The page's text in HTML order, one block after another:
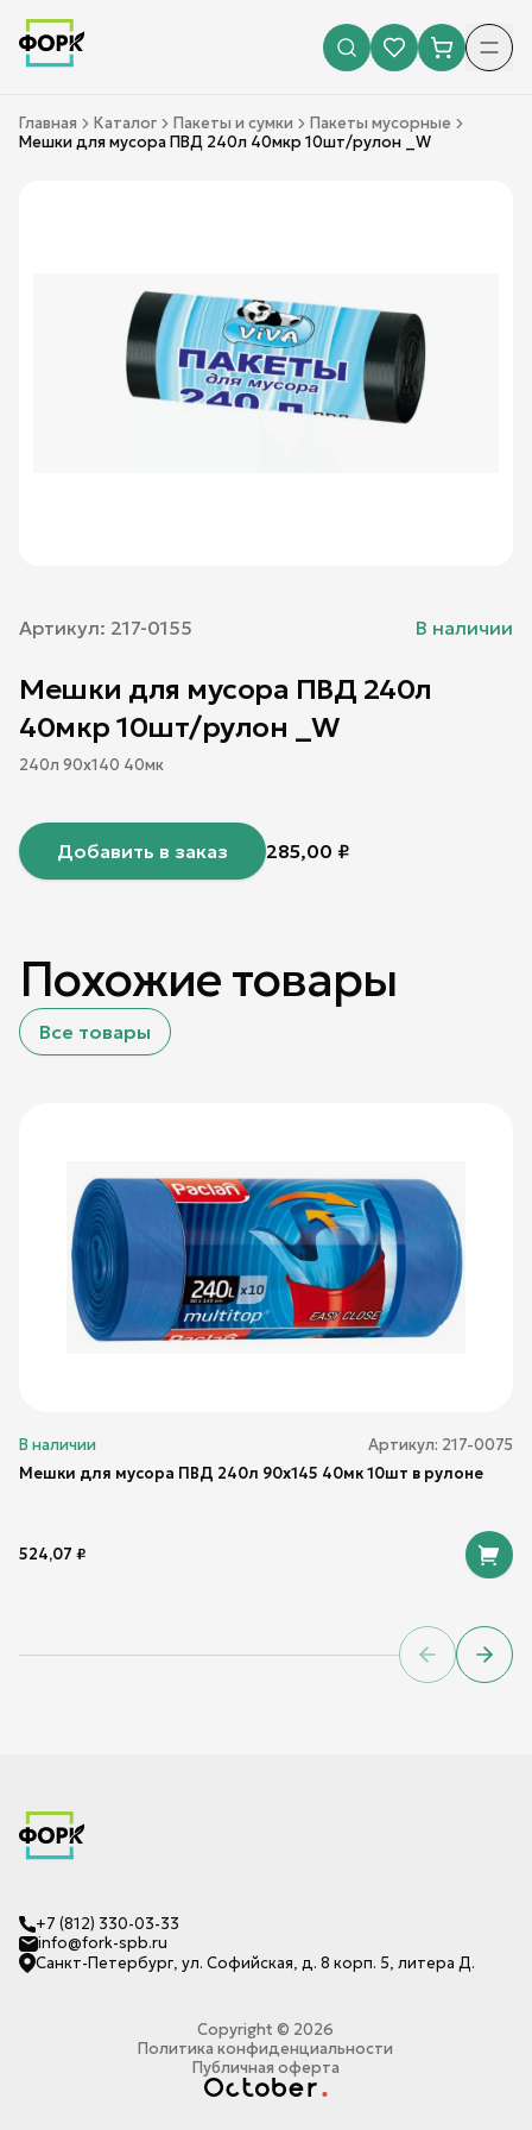
Главная Каталог Пакеты и сумки
Пакеты мусорные
Мешки для мусора ПВД 240л 40мкр 10шт/рулон _W
Артикул: 217-0155 В наличии
Мешки для мусора ПВД 240л
40мкр 10шт/рулон _W
240л 90х140 40мк
Добавить в заказ 285,00 ₽
Похожие товары
Все товары
В наличии Артикул: 217-0075
Мешки для мусора ПВД 240л 90х145 40мк 10шт в рулоне
524,07 ₽
Previous
Next
+7 (812) 330-03-33
info@fork-spb.ru
Санкт-Петербург, ул. Софийская, д. 8 корп. 5, литера Д.
Copyright © 2026
Политика конфиденциальности
Публичная оферта